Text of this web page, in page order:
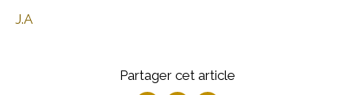
J.A
Partager cet article